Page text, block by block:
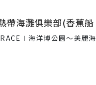
帶海灘俱樂部(香蕉
海洋博公園～美麗